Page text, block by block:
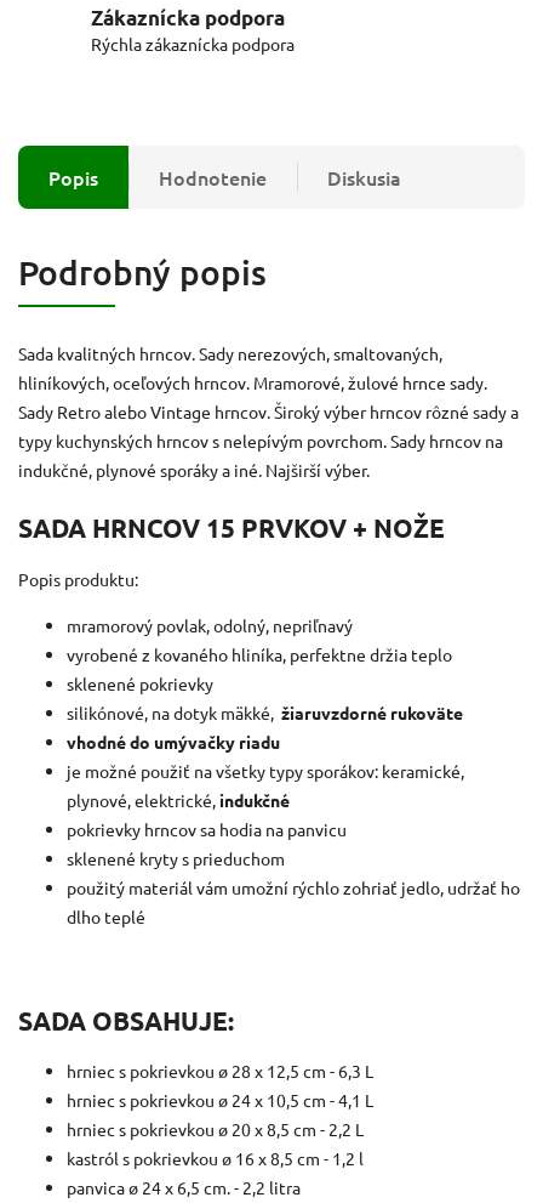
Zákaznícka podpora
Rýchla zákaznícka podpora
Popis Hodnotenie Diskusia
Podrobný popis
Sada kvalitných hrncov. Sady nerezových, smaltovaných,
hliníkových, oceľových hrncov. Mramorové, žulové hrnce sady.
Sady Retro alebo Vintage hrncov. Široký výber hrncov rôzné sady a
typy kuchynských hrncov s nelepívým povrchom. Sady hrncov na
indukčné, plynové sporáky a iné. Najširší výber.
SADA HRNCOV 15 PRVKOV + NOŽE
Popis produktu:
mramorový povlak, odolný, nepriľnavý
vyrobené z kovaného hliníka, perfektne držia teplo
sklenené pokrievky
silikónové, na dotyk mäkké, žiaruvzdorné rukoväte
vhodné do umývačky riadu
je možné použiť na všetky typy sporákov: keramické,
plynové, elektrické, indukčné
pokrievky hrncov sa hodia na panvicu
sklenené kryty s prieduchom
použitý materiál vám umožní rýchlo zohriať jedlo, udržať ho
dlho teplé
SADA OBSAHUJE:
hrniec s pokrievkou ø 28 x 12,5 cm - 6,3 L
hrniec s pokrievkou ø 24 x 10,5 cm - 4,1 L
hrniec s pokrievkou ø 20 x 8,5 cm - 2,2 L
kastról s pokrievkou ø 16 x 8,5 cm - 1,2 l
panvica ø 24 x 6,5 cm.- 2,2 litra